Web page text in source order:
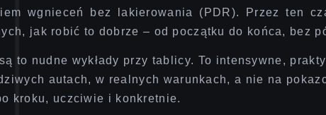
wgnieceń bez lakierowania (PDR). Przez ten
jak robić to dobrze – od początku do końca, bez
to nudne wykłady przy tablicy. To intensywne,
autach, w realnych warunkach, a nie na
kroku, uczciwie i konkretnie.